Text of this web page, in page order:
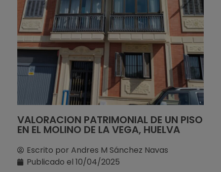
VALORACION PATRIMONIAL DE UN PISO
EN EL MOLINO DE LA VEGA, HUELVA
Escrito por Andres M Sánchez Navas
Publicado el 10/04/2025